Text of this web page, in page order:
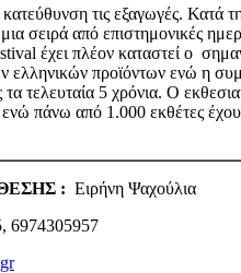
τις εξαγωγές. Κατά
σειρά από επιστημονικές
έχει πλέον καταστεί ο
ελληνικών προϊόντων ενώ η
τα τελευταία 5 χρόνια. Ο
ενώ πάνω από 1.000 εκθέτες
: Ειρήνη Ψαχούλια
6974305957